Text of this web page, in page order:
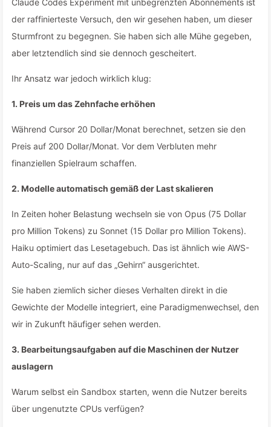
Claude Codes Experiment mit unbegrenzten Abonnements ist
der raffinierteste Versuch, den wir gesehen haben, um dieser
Sturmfront zu begegnen. Sie haben sich alle Mühe gegeben,
aber letztendlich sind sie dennoch gescheitert.
Ihr Ansatz war jedoch wirklich klug:
1. Preis um das Zehnfache erhöhen
Während Cursor 20 Dollar/Monat berechnet, setzen sie den
Preis auf 200 Dollar/Monat. Vor dem Verbluten mehr
finanziellen Spielraum schaffen.
2. Modelle automatisch gemäß der Last skalieren
In Zeiten hoher Belastung wechseln sie von Opus (75 Dollar
pro Million Tokens) zu Sonnet (15 Dollar pro Million Tokens).
Haiku optimiert das Lesetagebuch. Das ist ähnlich wie AWS-
Auto-Scaling, nur auf das „Gehirn“ ausgerichtet.
Sie haben ziemlich sicher dieses Verhalten direkt in die
Gewichte der Modelle integriert, eine Paradigmenwechsel, den
wir in Zukunft häufiger sehen werden.
3. Bearbeitungsaufgaben auf die Maschinen der Nutzer
auslagern
Warum selbst ein Sandbox starten, wenn die Nutzer bereits
über ungenutzte CPUs verfügen?